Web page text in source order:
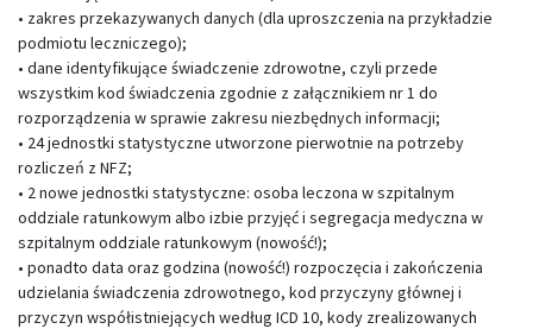
• zakres przekazywanych danych (dla uproszczenia na przykładzie
podmiotu leczniczego);
• dane identyfikujące świadczenie zdrowotne, czyli przede
wszystkim kod świadczenia zgodnie z załącznikiem nr 1 do
rozporządzenia w sprawie zakresu niezbędnych informacji;
• 24 jednostki statystyczne utworzone pierwotnie na potrzeby
rozliczeń z NFZ;
• 2 nowe jednostki statystyczne: osoba leczona w szpitalnym
oddziale ratunkowym albo izbie przyjęć i segregacja medyczna w
szpitalnym oddziale ratunkowym (nowość!);
• ponadto data oraz godzina (nowość!) rozpoczęcia i zakończenia
udzielania świadczenia zdrowotnego, kod przyczyny głównej i
przyczyn współistniejących według ICD 10, kody zrealizowanych